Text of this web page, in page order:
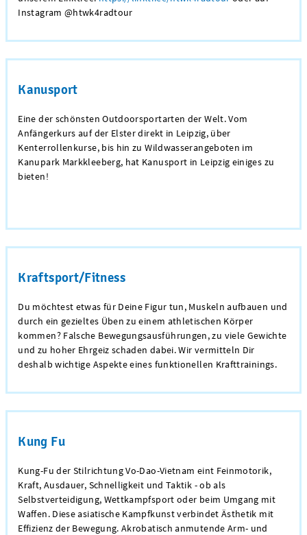
Instagram @htwk4radtour
Kanusport
Eine der schönsten Outdoorsportarten der Welt. Vom
Anfängerkurs auf der Elster direkt in Leipzig, über
Kenterrollenkurse, bis hin zu Wildwasserangeboten im
Kanupark Markkleeberg, hat Kanusport in Leipzig einiges zu
bieten!
Kraftsport/Fitness
Du möchtest etwas für Deine Figur tun, Muskeln aufbauen und
durch ein gezieltes Üben zu einem athletischen Körper
kommen? Falsche Bewegungsausführungen, zu viele Gewichte
und zu hoher Ehrgeiz schaden dabei. Wir vermitteln Dir
deshalb wichtige Aspekte eines funktionellen Krafttrainings.
Kung Fu
Kung-Fu der StilrichtungVo-Dao-Vietnam eint Feinmotorik,
Kraft, Ausdauer, Schnelligkeit und Taktik - ob als
Selbstverteidigung, Wettkampfsport oder beim Umgang mit
Waffen. Diese asiatische Kampfkunst verbindet Ästhetik mit
Effizienz der Bewegung. Akrobatisch anmutende Arm- und